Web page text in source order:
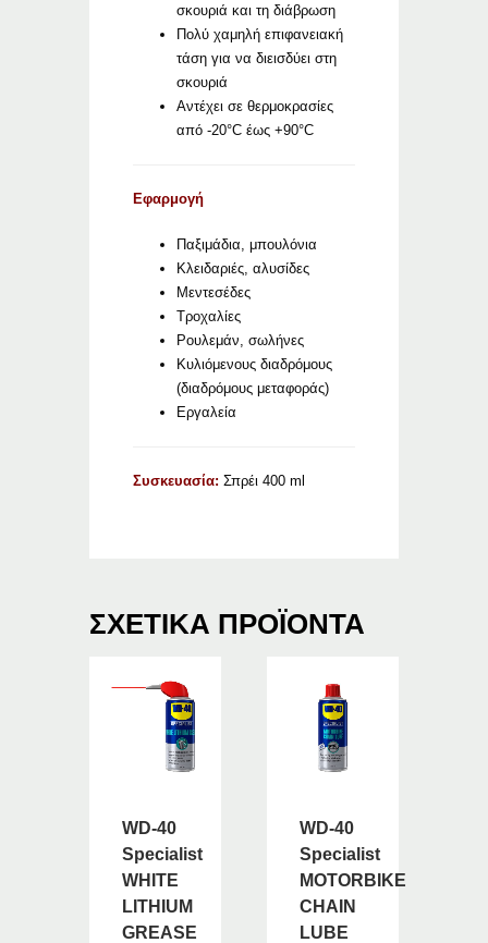
σκουριά και τη διάβρωση
Πολύ χαμηλή επιφανειακή
τάση για να διεισδύει στη
σκουριά
Αντέχει σε θερμοκρασίες
από -20°C έως +90°C
Εφαρμογή
Παξιμάδια, μπουλόνια
Κλειδαριές, αλυσίδες
Μεντεσέδες
Τροχαλίες
Ρουλεμάν, σωλήνες
Κυλιόμενους διαδρόμους
(διαδρόμους μεταφοράς)
Εργαλεία
Συσκευασία: Σπρέι 400 ml
ΣΧΕΤΙΚΆ ΠΡΟΪΌΝΤΑ
WD-40
Specialist
WHITE
LITHIUM
GREASE
WD-40
Specialist
MOTORBIKE
CHAIN
LUBE